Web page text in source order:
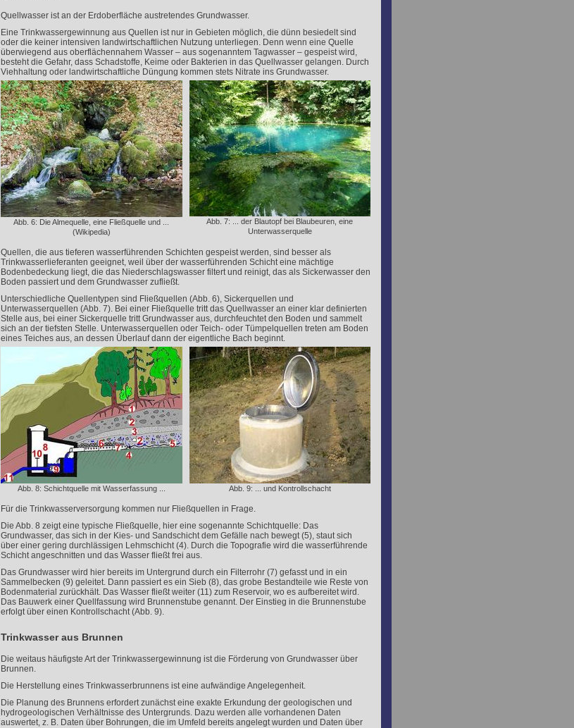
Quellwasser ist an der Erdoberfläche austretendes Grundwasser.
Eine Trinkwassergewinnung aus Quellen ist nur in Gebieten möglich, die dünn besiedelt sind
oder die keiner intensiven landwirtschaftlichen Nutzung unterliegen. Denn wenn eine Quelle
überwiegend aus oberflächennahem Wasser – aus sogenanntem Tagwasser – gespeist wird,
besteht die Gefahr, dass Schadstoffe, Keime oder Bakterien in das Quellwasser gelangen. Durch
Viehhaltung oder landwirtschaftliche Düngung kommen stets Nitrate ins Grundwasser.
Abb. 6: Die Almequelle, eine Fließquelle und ...
(Wikipedia)
Abb. 7: ... der Blautopf bei Blaubeuren, eine
Unterwasserquelle
Quellen, die aus tieferen wasserführenden Schichten gespeist werden, sind besser als
Trinkwasserlieferanten geeignet, weil über der wasserführenden Schicht eine mächtige
Bodenbedeckung liegt, die das Niederschlagswasser filtert und reinigt, das als Sickerwasser den
Boden passiert und dem Grundwasser zufließt.
Unterschiedliche Quellentypen sind Fließquellen (Abb. 6), Sickerquellen und
Unterwasserquellen (Abb. 7). Bei einer Fließquelle tritt das Quellwasser an einer klar definierten
Stelle aus, bei einer Sickerquelle tritt Grundwasser aus, durchfeuchtet den Boden und sammelt
sich an der tiefsten Stelle. Unterwasserquellen oder Teich- oder Tümpelquellen treten am Boden
eines Teiches aus, an dessen Überlauf dann der eigentliche Bach beginnt.
Abb. 8: Schichtquelle mit Wasserfassung ... Abb. 9: ... und Kontrollschacht
Für die Trinkwasserversorgung kommen nur Fließquellen in Frage.
Die Abb. 8 zeigt eine typische Fließquelle, hier eine sogenannte Schichtquelle: Das
Grundwasser, das sich in der Kies- und Sandschicht dem Gefälle nach bewegt (5), staut sich
über einer gering durchlässigen Lehmschicht (4). Durch die Topografie wird die wasserführende
Schicht angeschnitten und das Wasser fließt frei aus.
Das Grundwasser wird hier bereits im Untergrund durch ein Filterrohr (7) gefasst und in ein
Sammelbecken (9) geleitet. Dann passiert es ein Sieb (8), das grobe Bestandteile wie Reste von
Bodenmaterial zurückhält. Das Wasser fließt weiter (11) zum Reservoir, wo es aufbereitet wird.
Das Bauwerk einer Quellfassung wird Brunnenstube genannt. Der Einstieg in die Brunnenstube
erfolgt über einen Kontrollschacht (Abb. 9).
Trinkwasser aus Brunnen
Die weitaus häufigste Art der Trinkwassergewinnung ist die Förderung von Grundwasser über
Brunnen.
Die Herstellung eines Trinkwasserbrunnens ist eine aufwändige Angelegenheit.
Die Planung des Brunnens erfordert zunächst eine exakte Erkundung der geologischen und
hydrogeologischen Verhältnisse des Untergrunds. Dazu werden alle vorhandenen Daten
auswertet, z. B. Daten über Bohrungen, die im Umfeld bereits angelegt wurden und Daten über